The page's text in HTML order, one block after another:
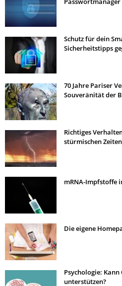
Schutz für dein
Sicherheitstipps
70 Jahre Pariser
Souveränität der
Richtiges
stürmischen Zeiten
mRNA-Impfstoffe
Die eigene
Psychologie:
unterstützen?